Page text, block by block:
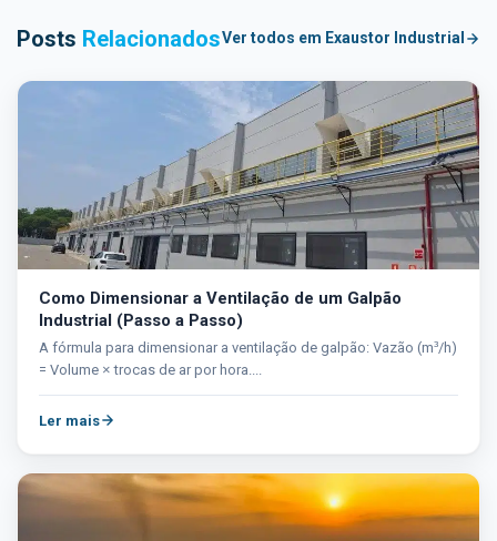
Posts RelacionadosVer todos em Exaustor Industrial
Como Dimensionar a Ventilação de um Galpão
Industrial (Passo a Passo)
A fórmula para dimensionar a ventilação de galpão: Vazão (m³/h)
= Volume × trocas de ar por hora....
Ler mais